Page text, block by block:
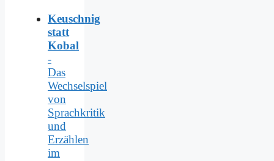
Keuschnig
statt
Kobal
-
Das
Wechselspiel
von
Sprachkritik
und
Erzählen
im